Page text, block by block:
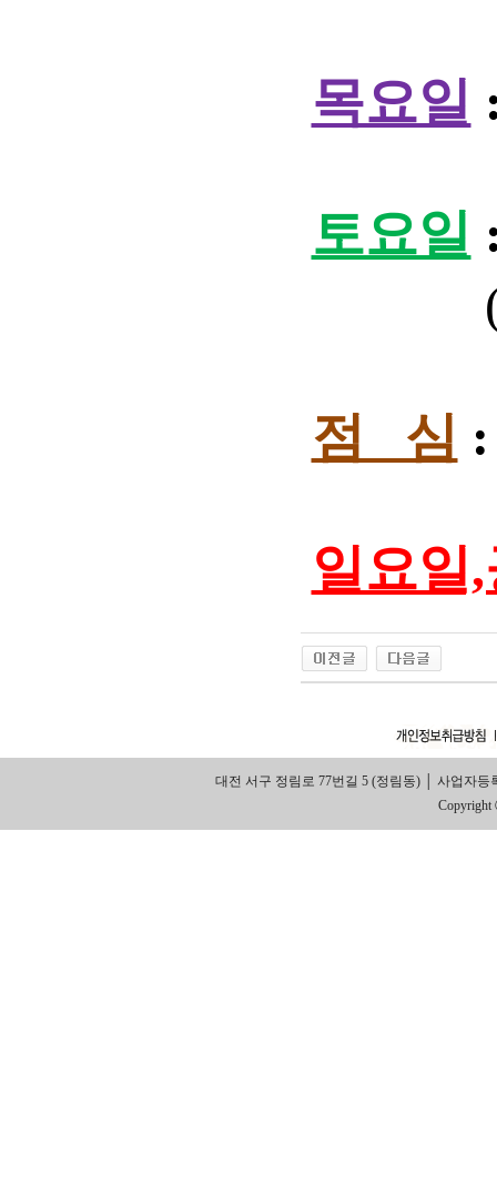
목요일
토요일
점 심
일요일
대전 서구 정림로 77번길 5 (정림동) │ 사업자등